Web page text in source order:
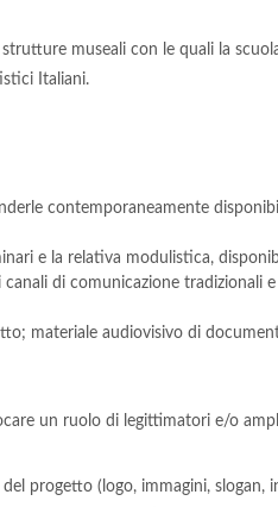
museali con le quali la
Italiani.
contemporaneamente
e la relativa modulistica,
di comunicazione tradizionali
materiale audiovisivo di
un ruolo di legittimatori e/o
progetto (logo, immagini, slogan,